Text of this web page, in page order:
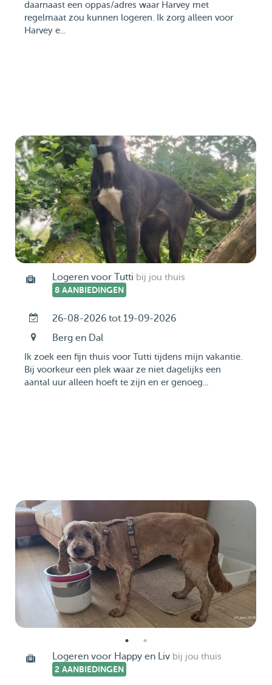
daarnaast een oppas/adres waar Harvey met
regelmaat zou kunnen logeren. Ik zorg alleen voor
Harvey e...
Logeren voor Tutti bij jou thuis
8 AANBIEDINGEN
26-08-2026 tot 19-09-2026
Berg en Dal
Ik zoek een fijn thuis voor Tutti tijdens mijn vakantie.
Bij voorkeur een plek waar ze niet dagelijks een
aantal uur alleen hoeft te zijn en er genoeg...
Logeren voor Happy en Liv bij jou thuis
2 AANBIEDINGEN